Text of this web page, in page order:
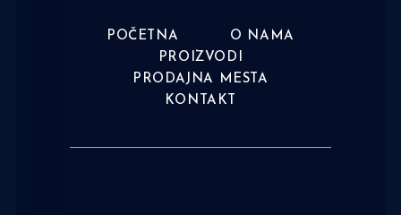
POČETNA
O NAMA
PROIZVODI
PRODAJNA MESTA
KONTAKT